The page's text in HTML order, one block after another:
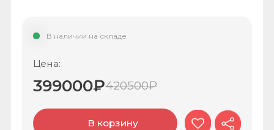
предложения
Оставьте заявку и мы с Вами свяжемся!